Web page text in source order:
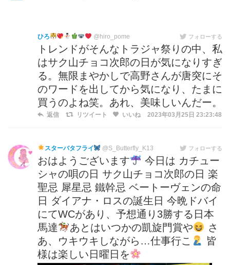
ひろ @hiro_pome フォローする
トレンドがそんなトラジャ祭りの中、私
はサク山チョコ次郎の日が気になりすぎ
る。無限まやかしで高野さんが唐突にそ
のワードを出してから気になり、たまに
買うのよね笑。あれ、美味しいんだー。
返信 リツイート いいね 2023年03月25日 23:23:48
スターバタフライ @S_Butterfly_K13 フォローする
おはようございます
今日は カチュー
シャの唄の日 サク山チョコ次郎の日 楽
聖忌 犀星忌 鐵幹忌 ベートーヴェンの命
日 ダイアナ・ロスの誕生日 今晩ドバイ
にてWCがあり、予想通り3勝する日本
馬達
あとはいつかの凱旋門賞や
さ
あ、ウキウキしながら…仕事行こ
皆
様は楽しい日曜日を